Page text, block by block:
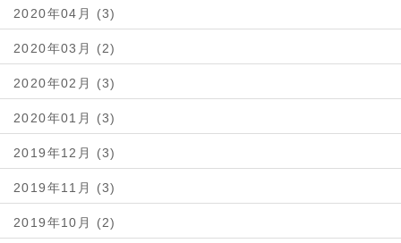
2020年04月 (3)
2020年03月 (2)
2020年02月 (3)
2020年01月 (3)
2019年12月 (3)
2019年11月 (3)
2019年10月 (2)